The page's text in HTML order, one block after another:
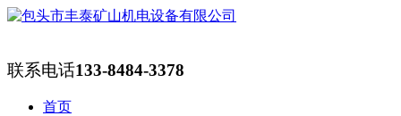
联系电话133-8484-3378
首页